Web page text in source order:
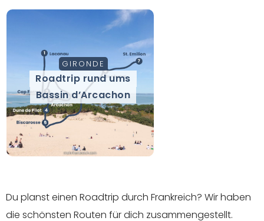
GIRONDE
Roadtrip rund ums
Bassin d’Arcachon
Du planst einen Roadtrip durch Frankreich? Wir haben
die schönsten Routen für dich zusammengestellt.